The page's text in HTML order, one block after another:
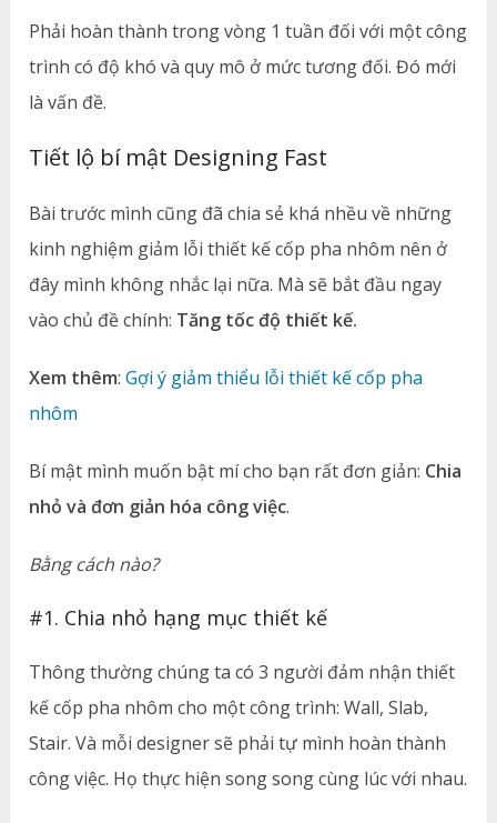
Phải hoàn thành trong vòng 1 tuần đối với một công
trình có độ khó và quy mô ở mức tương đối. Đó mới
là vấn đề.
Tiết lộ bí mật Designing Fast
Bài trước mình cũng đã chia sẻ khá nhều về những
kinh nghiệm giảm lỗi thiết kế cốp pha nhôm nên ở
đây mình không nhắc lại nữa. Mà sẽ bắt đầu ngay
vào chủ đề chính: Tăng tốc độ thiết kế.
Xem thêm:Gợi ý giảm thiểu lỗi thiết kế cốp pha
nhôm
Bí mật mình muốn bật mí cho bạn rất đơn giản: Chia
nhỏ và đơn giản hóa công việc.
Bằng cách nào?
#1. Chia nhỏ hạng mục thiết kế
Thông thường chúng ta có 3 người đảm nhận thiết
kế cốp pha nhôm cho một công trình: Wall, Slab,
Stair. Và mỗi designer sẽ phải tự mình hoàn thành
công việc. Họ thực hiện song song cùng lúc với nhau.